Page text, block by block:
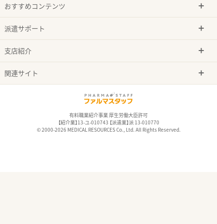
おすすめコンテンツ
派遣サポート
支店紹介
関連サイト
有料職業紹介事業 厚生労働大臣許可
【紹介業】13-ユ-010743 【派遣業】派 13-010770
© 2000-2026 MEDICAL RESOURCES Co., Ltd. All Rights Reserved.